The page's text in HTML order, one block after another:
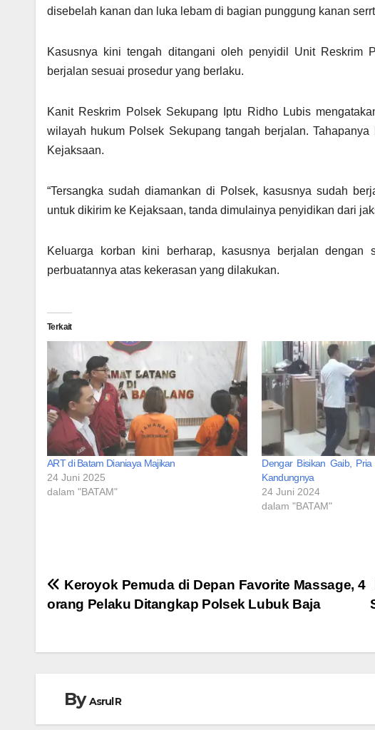
disebelah kanan dan luka lebam di bagian punggung kanan
Kasusnya kini tengah ditangani oleh penyidil Unit Reskrim
berjalan sesuai prosedur yang berlaku.
Kanit Reskrim Polsek Sekupang Iptu Ridho Lubis
wilayah hukum Polsek Sekupang tangah berjalan.
Kejaksaan.
“Tersangka sudah diamankan di Polsek, kasusnya sudah
untuk dikirim ke Kejaksaan, tanda dimulainya penyidikan dari
Keluarga korban kini berharap, kasusnya berjalan dengan
perbuatannya atas kekerasan yang dilakukan.
Terkait
ART di Batam Dianiaya Majikan
24 Juni 2025
dalam "BATAM"
Dengar Bisikan Gaib,
Kandungnya
24 Juni 2024
dalam "BATAM"
Navigasi
pos
Keroyok Pemuda di Depan Favorite Massage, 4
orang Pelaku Ditangkap Polsek Lubuk Baja
ByAsrul R